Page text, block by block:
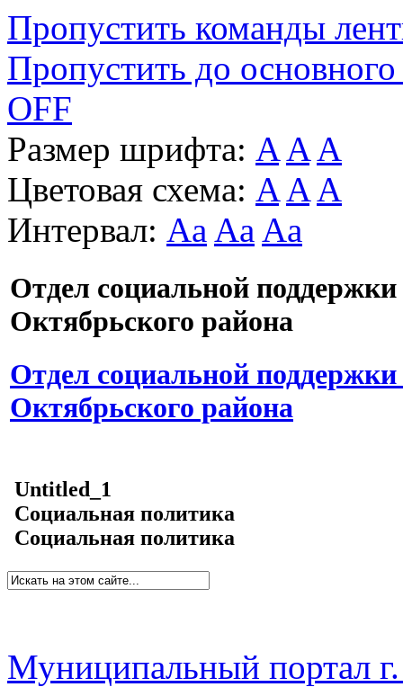
Пропустить команды
Пропустить до основного
OFF
Размер шрифта: A A A
Цветовая схема: A A A
Интервал: Aa Aa Aa
Отдел социальной поддержки
Октябрьского района
Отдел социальной поддержки
Октябрьского района
Untitled_1
Социальная политика
Социальная политика
Муниципальный портал